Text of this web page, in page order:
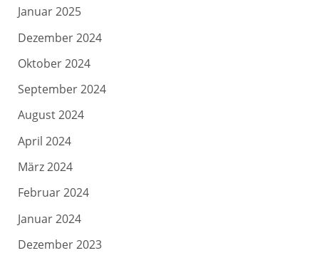
Januar 2025
Dezember 2024
Oktober 2024
September 2024
August 2024
April 2024
März 2024
Februar 2024
Januar 2024
Dezember 2023